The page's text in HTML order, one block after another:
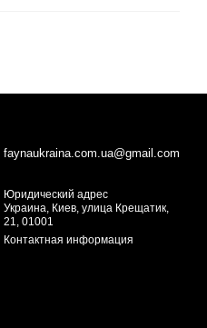
faynaukraina.com.ua@gmail.com
Юридический адрес
Украина, Киев, улица Крещатик,
21, 01001
Контактная информация